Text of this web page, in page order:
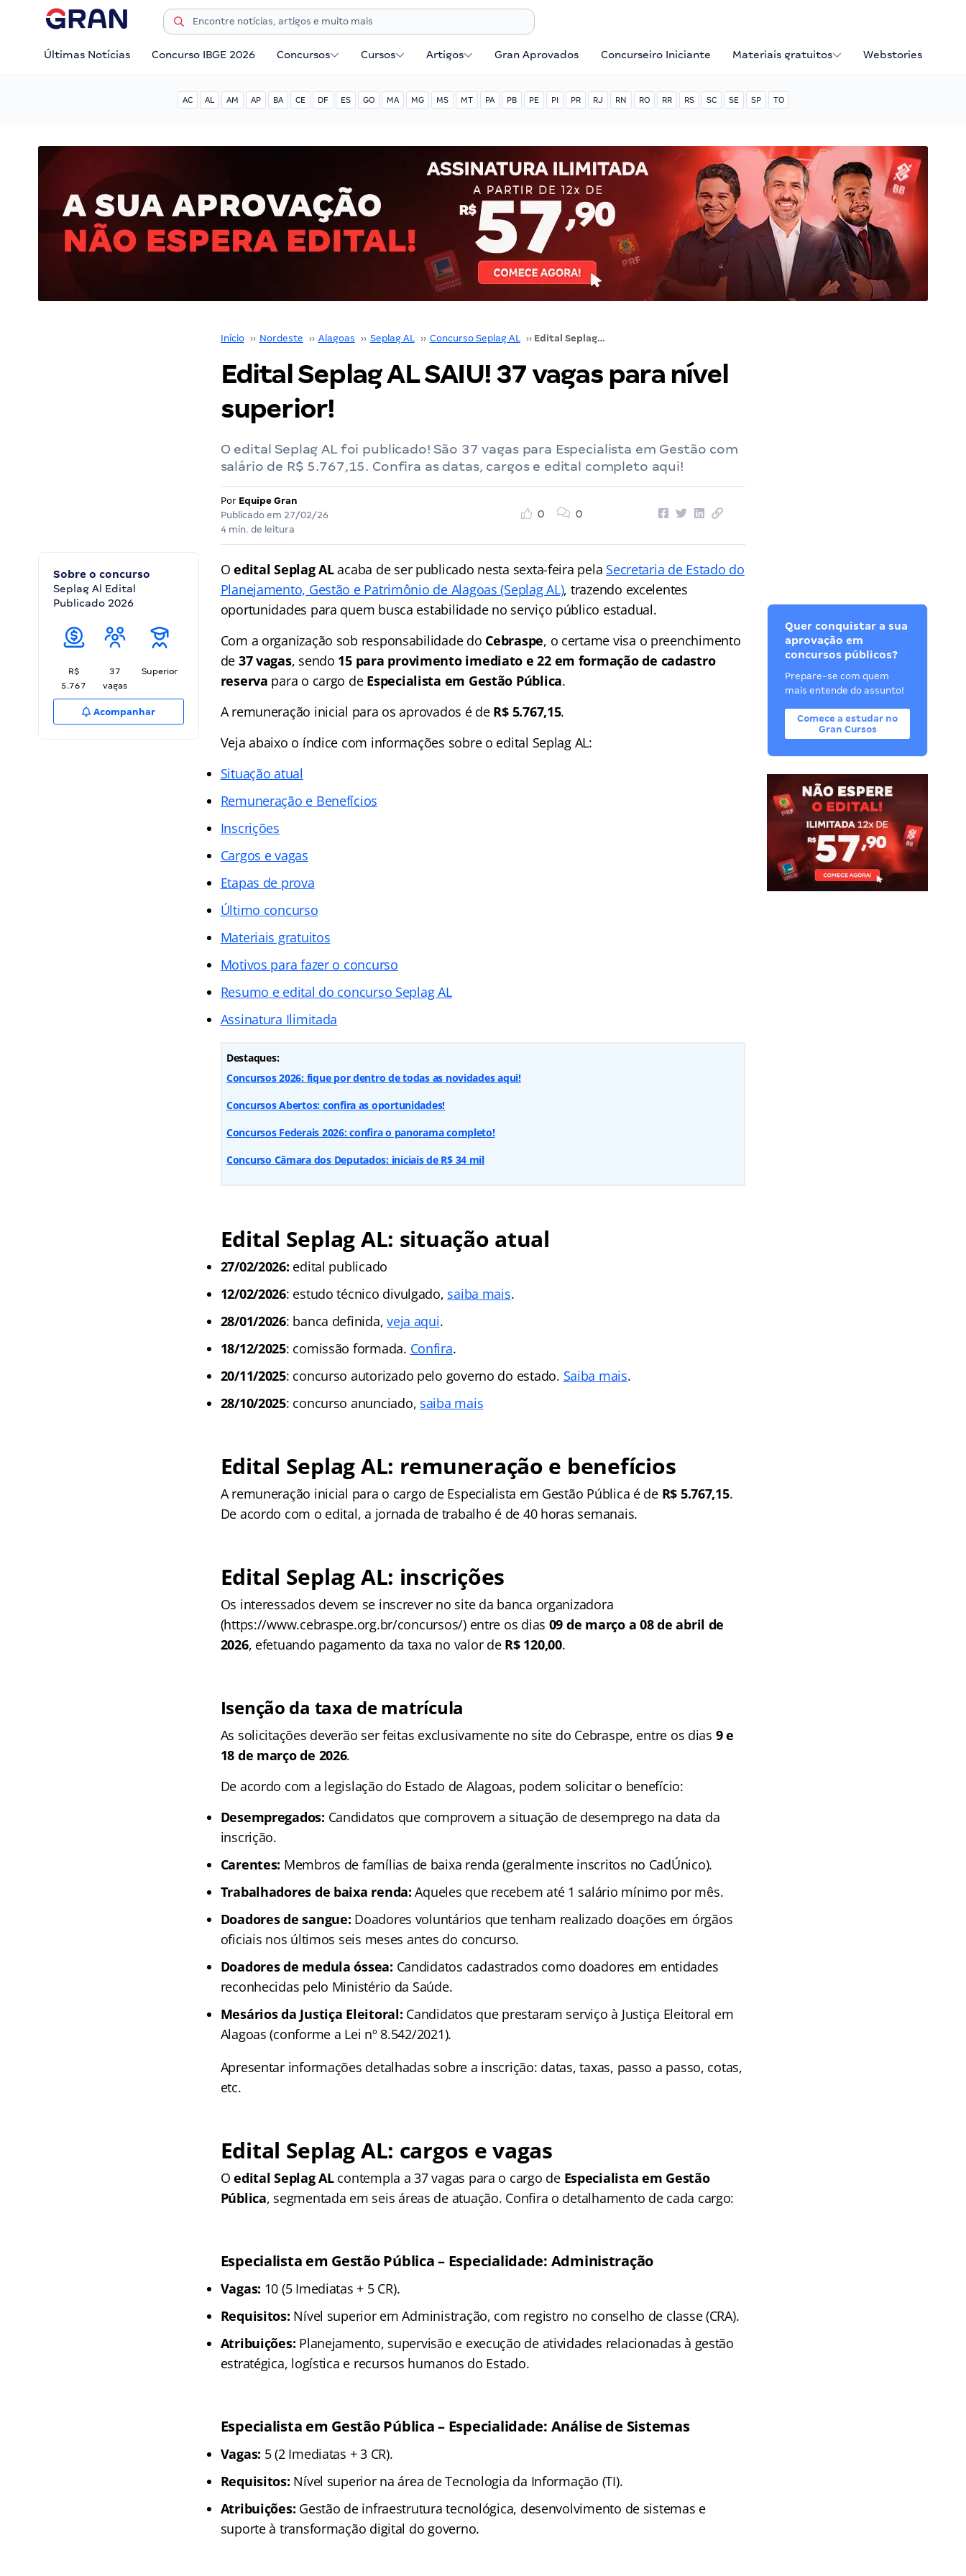
Últimas Notícias Concurso IBGE 2026 Concursos Cursos Artigos Gran Aprovados Concurseiro Iniciante Materiais gratuitos Webstories
AC AL AM AP BA CE DF ES GO MA MG MS MT PA PB PE PI PR RJ RN RO RR RS SC SE SP TO
Início ›› Nordeste ›› Alagoas ›› Seplag AL ›› Concurso Seplag AL ›› Edital Seplag AL SAIU! 37 vagas para nível superior!
Edital Seplag AL SAIU! 37 vagas para nível
superior!
O edital Seplag AL foi publicado! São 37 vagas para Especialista em Gestão com
salário de R$ 5.767,15. Confira as datas, cargos e edital completo aqui!
Por Equipe Gran
Publicado em 27/02/26
4 min. de leitura
0 0
Sobre o concurso
Seplag Al Edital
Publicado 2026
R$
5.767
37
vagas
Superior
Acompanhar
Oedital Seplag ALacaba de ser publicado nesta sexta-feira pela Secretaria de Estado do
Planejamento, Gestão e Patrimônio de Alagoas (Seplag AL), trazendo excelentes
oportunidades para quem busca estabilidade no serviço público estadual.
Com a organização sob responsabilidade do Cebraspe, o certame visa o preenchimento
de 37 vagas, sendo 15 para provimento imediato e 22 em formação de cadastro
reserva para o cargo de Especialista em Gestão Pública.
A remuneração inicial para os aprovados é de R$ 5.767,15.
Veja abaixo o índice com informações sobre o edital Seplag AL:
Situação atual
Remuneração e Benefícios
Inscrições
Cargos e vagas
Etapas de prova
Último concurso
Materiais gratuitos
Motivos para fazer o concurso
Resumo e edital do concurso Seplag AL
Assinatura Ilimitada
Destaques:
Concursos 2026: fique por dentro de todas as novidades aqui!
Concursos Abertos: confira as oportunidades!
Concursos Federais 2026: confira o panorama completo!
Concurso Câmara dos Deputados: iniciais de R$ 34 mil
Edital Seplag AL: situação atual
27/02/2026: edital publicado
12/02/2026: estudo técnico divulgado, saiba mais.
28/01/2026: banca definida,veja aqui.
18/12/2025: comissão formada. Confira.
20/11/2025: concurso autorizado pelo governo do estado. Saiba mais.
28/10/2025: concurso anunciado, saiba mais
Edital Seplag AL: remuneração e benefícios
A remuneração inicial para o cargo de Especialista em Gestão Pública é de R$ 5.767,15.
De acordo com o edital, a jornada de trabalho é de 40 horas semanais.
Edital Seplag AL: inscrições
Os interessados devem se inscrever no site da banca organizadora
(https://www.cebraspe.org.br/concursos/) entre os dias 09 de março a 08 de abril de
2026, efetuando pagamento da taxa no valor de R$ 120,00.
Isenção da taxa de matrícula
As solicitações deverão ser feitas exclusivamente no site do Cebraspe, entre os dias 9 e
18 de março de 2026.
De acordo com a legislação do Estado de Alagoas, podem solicitar o benefício:
Desempregados: Candidatos que comprovem a situação de desemprego na data da
inscrição.
Carentes: Membros de famílias de baixa renda (geralmente inscritos no CadÚnico).
Trabalhadores de baixa renda: Aqueles que recebem até 1 salário mínimo por mês.
Doadores de sangue: Doadores voluntários que tenham realizado doações em órgãos
oficiais nos últimos seis meses antes do concurso.
Doadores de medula óssea: Candidatos cadastrados como doadores em entidades
reconhecidas pelo Ministério da Saúde.
Mesários da Justiça Eleitoral: Candidatos que prestaram serviço à Justiça Eleitoral em
Alagoas (conforme a Lei nº 8.542/2021).
Apresentar informações detalhadas sobre a inscrição: datas, taxas, passo a passo, cotas,
etc.
Edital Seplag AL: cargos e vagas
Oedital Seplag ALcontempla a 37 vagas para o cargo de Especialista em Gestão
Pública, segmentada em seis áreas de atuação. Confira o detalhamento de cada cargo:
Especialista em Gestão Pública – Especialidade: Administração
Vagas: 10 (5 Imediatas + 5 CR).
Requisitos: Nível superior em Administração, com registro no conselho de classe (CRA).
Atribuições: Planejamento, supervisão e execução de atividades relacionadas à gestão
estratégica, logística e recursos humanos do Estado.
Especialista em Gestão Pública – Especialidade: Análise de Sistemas
Vagas: 5 (2 Imediatas + 3 CR).
Requisitos: Nível superior na área de Tecnologia da Informação (TI).
Atribuições: Gestão de infraestrutura tecnológica, desenvolvimento de sistemas e
suporte à transformação digital do governo.
Quer conquistar a sua
aprovação em
concursos públicos?
Prepare-se com quem
mais entende do assunto!
Comece a estudar no
Gran Cursos